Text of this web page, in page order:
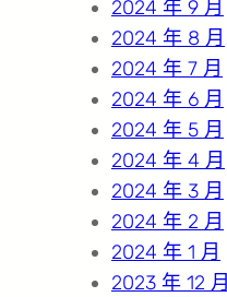
2024 年 9 月
2024 年 8 月
2024 年 7 月
2024 年 6 月
2024 年 5 月
2024 年 4 月
2024 年 3 月
2024 年 2 月
2024 年 1 月
2023 年 12 月